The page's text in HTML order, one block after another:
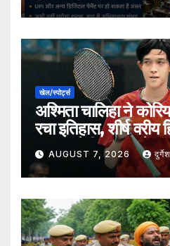
खेल/स्पोर्ट्स
अश्मिता चालिहा ने
रचा इतिहास, शीर्ष
हराकर सेमीफाइनल में
AUGUST 7, 2026